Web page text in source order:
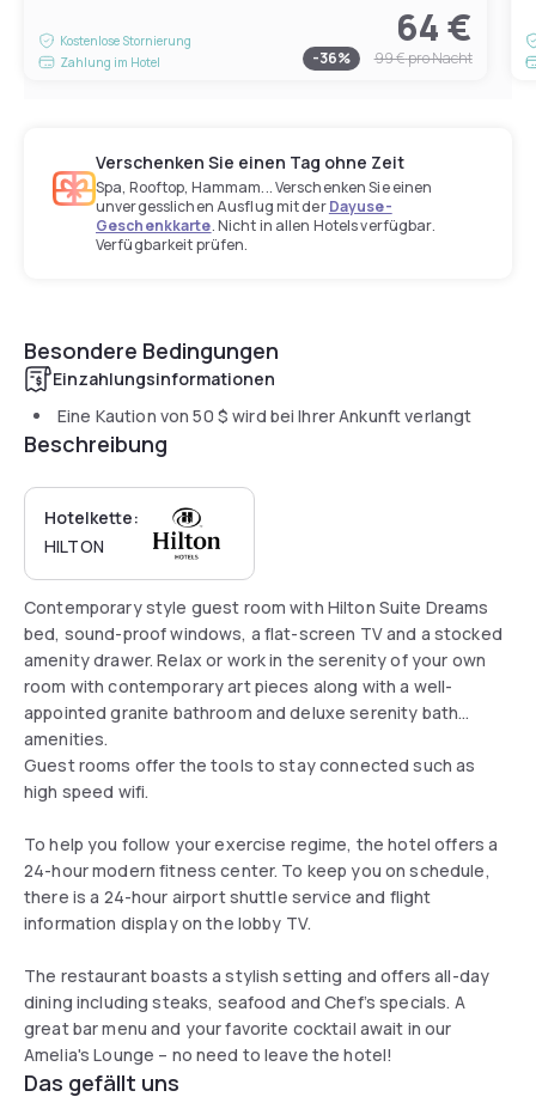
Kostenlose Stornierung
Zahlung im Hotel
64 €
-36% 99 €pro Nacht
Verschenken Sie einen Tag ohne Zeit
Spa, Rooftop, Hammam... Verschenken Sie einen
unvergesslichen Ausflug mit derDayuse-
Geschenkkarte. Nicht in allen Hotels verfügbar.
Verfügbarkeit prüfen.
Besondere Bedingungen
Einzahlungsinformationen
Eine Kaution von50 $ wird bei Ihrer Ankunft verlangt
Beschreibung
Hotelkette:
HILTON
Contemporary style guest room with Hilton Suite Dreams
bed, sound-proof windows, a flat-screen TV and a stocked
amenity drawer. Relax or work in the serenity of your own
room with contemporary art pieces along with a well-
appointed granite bathroom and deluxe serenity bath
amenities.
Guest rooms offer the tools to stay connected such as
high speed wifi.
To help you follow your exercise regime, the hotel offers a
24-hour modern fitness center. To keep you on schedule,
there is a 24-hour airport shuttle service and flight
information display on the lobby TV.
The restaurant boasts a stylish setting and offers all-day
dining including steaks, seafood and Chef’s specials. A
great bar menu and your favorite cocktail await in our
Amelia's Lounge – no need to leave the hotel!
Das gefällt uns